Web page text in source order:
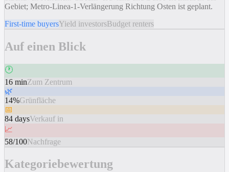
Gebiet; Metro-Linea-1-Verlängerung Richtung Osten ist geplant.
First-time buyersYield investorsBudget renters
Auf einen Blick
🕐
16 minZum Zentrum
🌿
14%Grünfläche
📅
84 daysVerkauf in
📈
58/100Nachfrage
Kategoriebewertung